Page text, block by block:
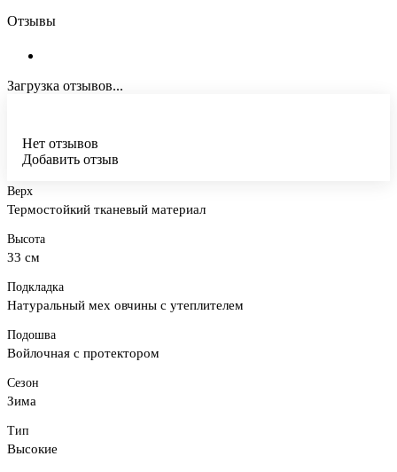
Отзывы
Загрузка отзывов...
Нет отзывов
Добавить отзыв
Верх
Термостойкий тканевый материал
Высота
33 см
Подкладка
Натуральный мех овчины с утеплителем
Подошва
Войлочная с протектором
Сезон
Зима
Тип
Высокие